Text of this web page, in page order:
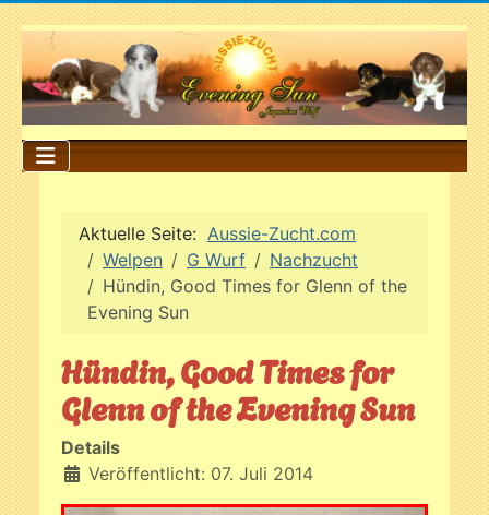
Aktuelle Seite: Aussie-Zucht.com
Welpen
G Wurf
Nachzucht
Hündin, Good Times for Glenn of the
Evening Sun
Hündin, Good Times for
Glenn of the Evening Sun
Details
Veröffentlicht: 07. Juli 2014